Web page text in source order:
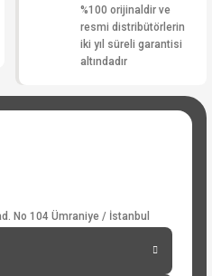
%100 orijinaldir ve
resmi distribütörlerin
iki yıl süreli garantisi
altındadır
No 104 Ümraniye / İstanbul